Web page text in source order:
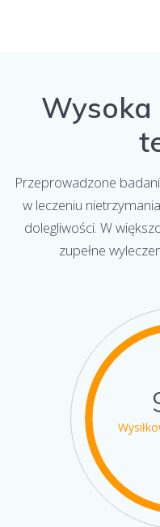
Wysoka
Przeprowadzone
w leczeniu
dolegliwości. W
zupełne